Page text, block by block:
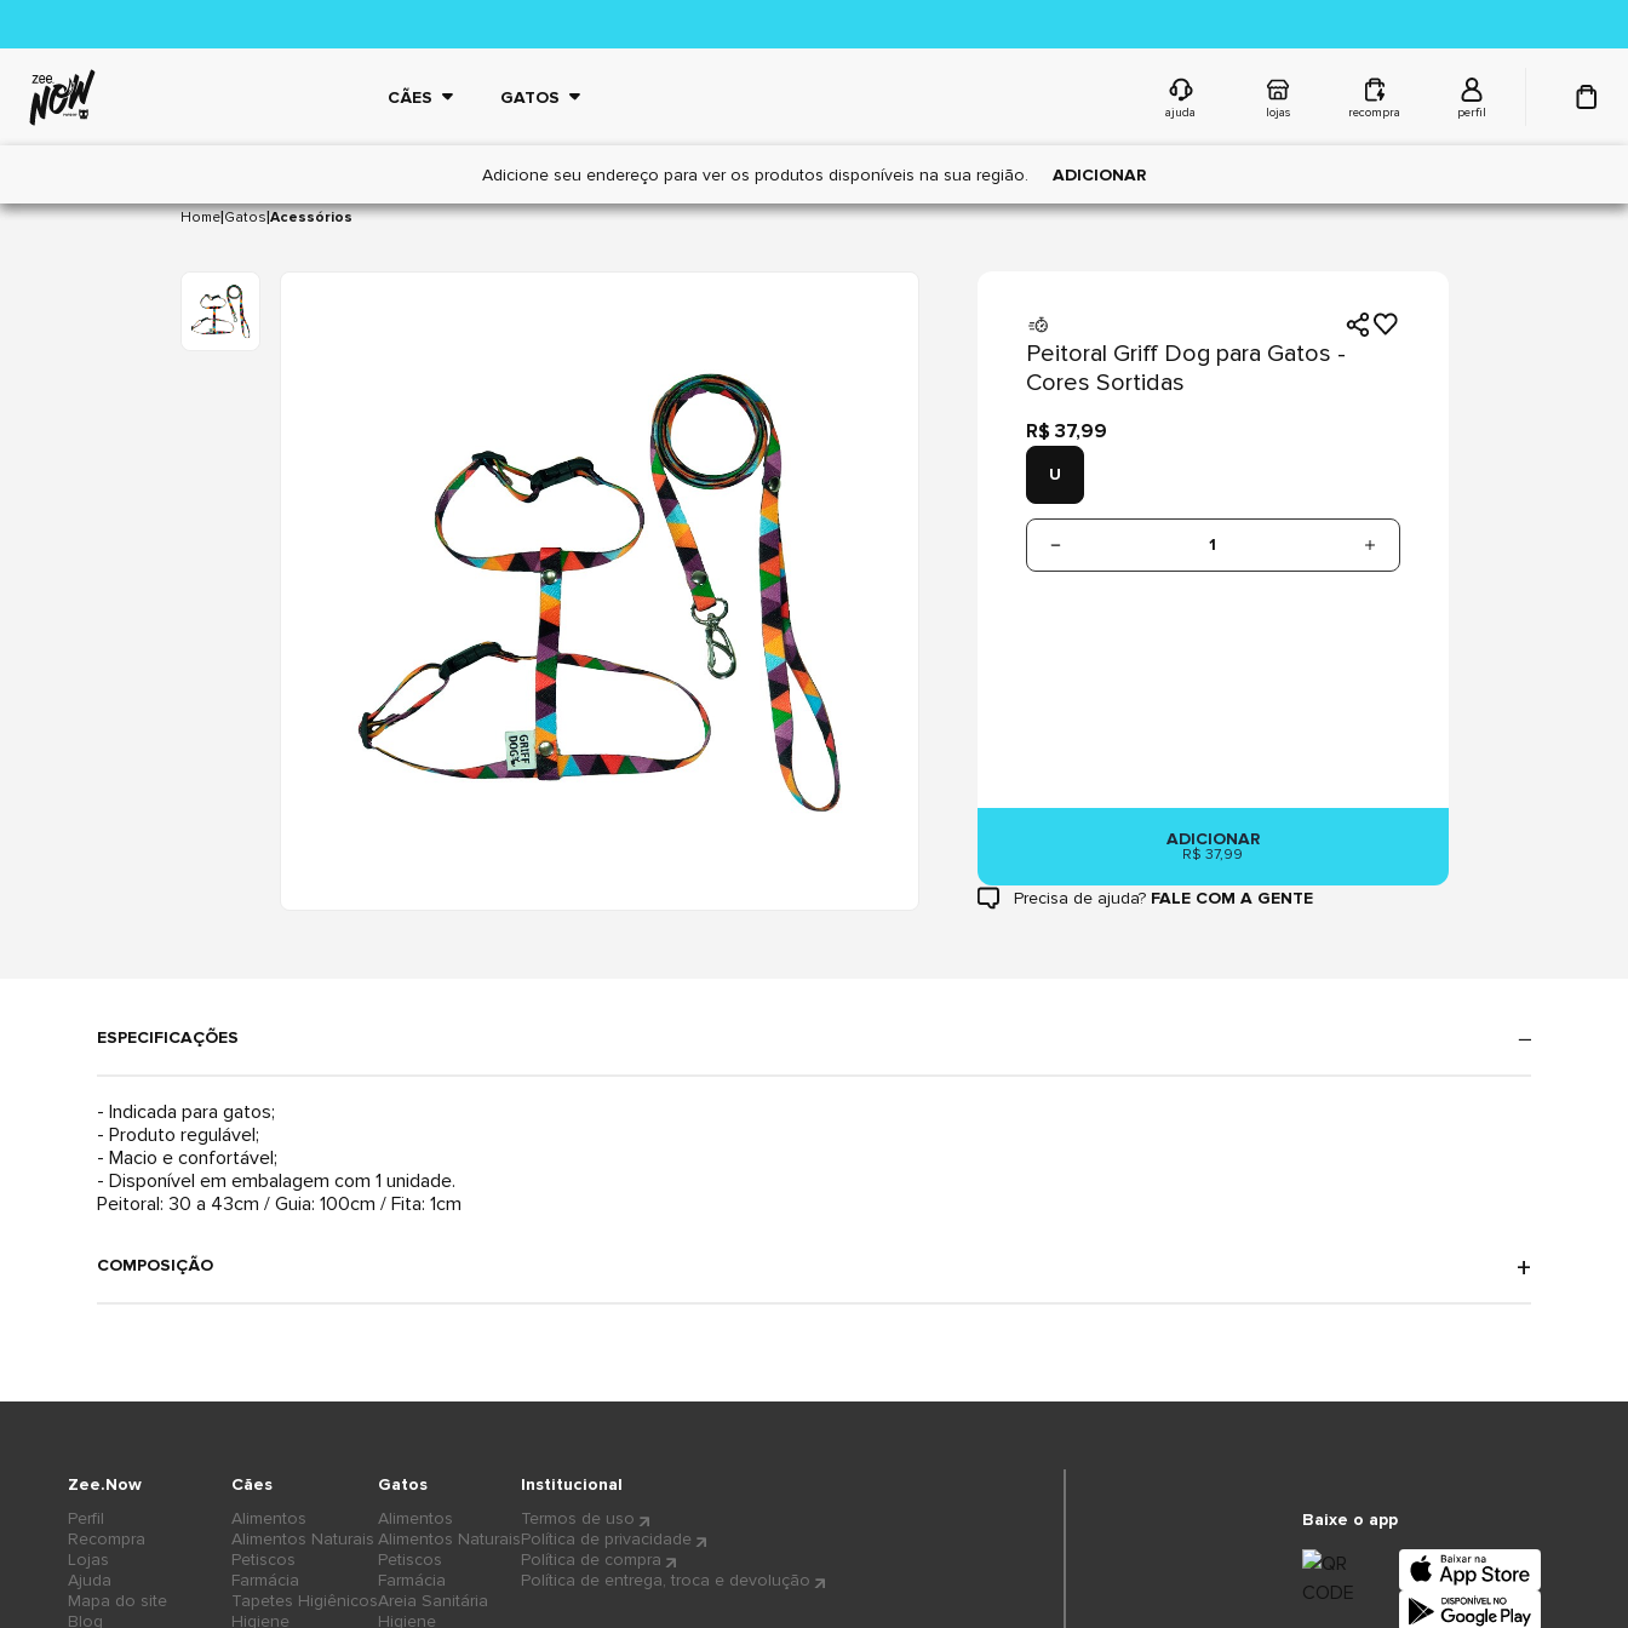
CÃES GATOS
ajuda lojas recompra perfil
Adicione seu endereço para ver os produtos disponíveis na sua região. ADICIONAR
Home|Gatos|Acessórios
Peitoral Griff Dog para Gatos -
Cores Sortidas
R$ 37,99
U
1
ADICIONAR
R$ 37,99
Precisa de ajuda? FALE COM A GENTE
ESPECIFICAÇÕES
- Indicada para gatos;
- Produto regulável;
- Macio e confortável;
- Disponível em embalagem com 1 unidade.
Peitoral: 30 a 43cm / Guia: 100cm / Fita: 1cm
COMPOSIÇÃO
Cães
Alimentos
Alimentos Naturais
Petiscos
Farmácia
Tapetes Higiênicos
Higiene
Gatos
Alimentos
Alimentos Naturais
Petiscos
Farmácia
Areia Sanitária
Higiene
Zee.Now
Perfil
Recompra
Lojas
Ajuda
Mapa do site
Blog
Institucional
Termos de uso
Política de privacidade
Política de compra
Política de entrega, troca e devolução
Baixe o app